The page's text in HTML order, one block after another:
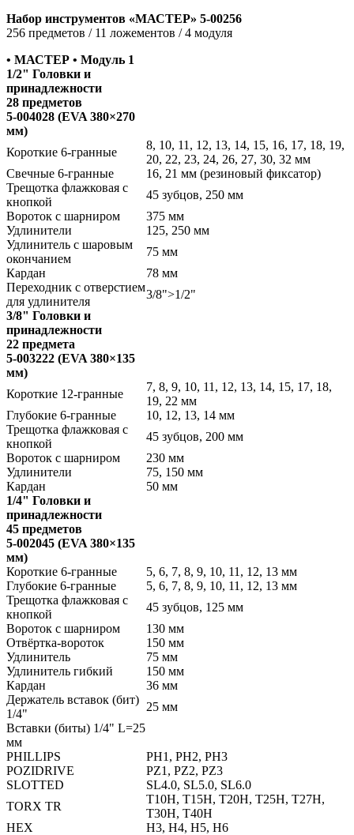
Набор инструментов «МАСТЕР» 5-00256
256 предметов / 11 ложементов / 4 модуля
• МАСТЕР • Модуль 1
1/2" Головки и
принадлежности
28 предметов
5-004028 (EVA 380×270
мм)
Короткие 6-гранные
8, 10, 11, 12, 13, 14, 15, 16, 17, 18, 19,
20, 22, 23, 24, 26, 27, 30, 32 мм
Свечные 6-гранные
16, 21 мм (резиновый фиксатор)
Трещотка флажковая с
кнопкой
45 зубцов, 250 мм
Вороток с шарниром
375 мм
Удлинители
125, 250 мм
Удлинитель с шаровым
окончанием
75 мм
Кардан
78 мм
Переходник с отверстием
для удлинителя
3/8">1/2"
3/8" Головки и
принадлежности
22 предмета
5-003222 (EVA 380×135
мм)
Короткие 12-гранные
7, 8, 9, 10, 11, 12, 13, 14, 15, 17, 18,
19, 22 мм
Глубокие 6-гранные
10, 12, 13, 14 мм
Трещотка флажковая с
кнопкой
45 зубцов, 200 мм
Вороток с шарниром
230 мм
Удлинители
75, 150 мм
Кардан
50 мм
1/4" Головки и
принадлежности
45 предметов
5-002045 (EVA 380×135
мм)
Короткие 6-гранные
5, 6, 7, 8, 9, 10, 11, 12, 13 мм
Глубокие 6-гранные
5, 6, 7, 8, 9, 10, 11, 12, 13 мм
Трещотка флажковая с
кнопкой
45 зубцов, 125 мм
Вороток с шарниром
130 мм
Отвёртка-вороток
150 мм
Удлинитель
75 мм
Удлинитель гибкий
150 мм
Кардан
36 мм
Держатель вставок (бит)
1/4"
25 мм
Вставки (биты) 1/4" L=25
мм
PHILLIPS
РН1, РН2, РН3
POZIDRIVE
PZ1, PZ2, PZ3
SLOTTED
SL4.0, SL5.0, SL6.0
TORX TR
Т10H, Т15H, Т20H, Т25H, Т27H,
Т30H, Т40H
HEX
H3, H4, H5, H6